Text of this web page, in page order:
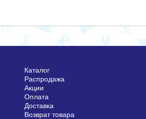
Каталог
Распродажа
Акции
Оплата
Доставка
Возврат товара